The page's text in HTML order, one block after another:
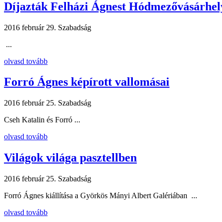
Díjazták Felházi Ágnest
2016 február 29. Szabadság
...
olvasd tovább
Forró Ágnes képírott vallomásai
2016 február 25. Szabadság
Cseh Katalin és Forró ...
olvasd tovább
Világok világa pasztellben
2016 február 25. Szabadság
Forró Ágnes kiállítása a Györkös Mányi Albert Galériában ...
olvasd tovább